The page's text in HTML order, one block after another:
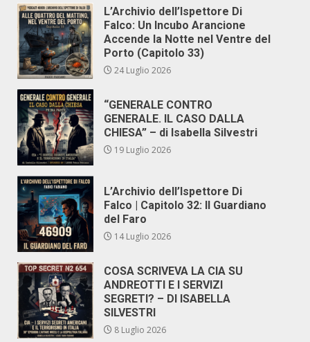
L’Archivio dell’Ispettore Di
Falco: Un Incubo Arancione
Accende la Notte nel Ventre del
Porto (Capitolo 33)
24 Luglio 2026
“GENERALE CONTRO
GENERALE. IL CASO DALLA
CHIESA” – di Isabella Silvestri
19 Luglio 2026
L’Archivio dell’Ispettore Di
Falco | Capitolo 32: Il Guardiano
del Faro
14 Luglio 2026
COSA SCRIVEVA LA CIA SU
ANDREOTTI E I SERVIZI
SEGRETI? – DI ISABELLA
SILVESTRI
8 Luglio 2026